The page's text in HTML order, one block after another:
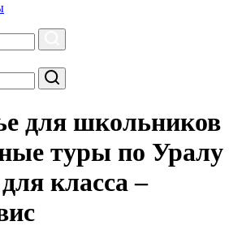
для школьников
туры по Уралу
класса –